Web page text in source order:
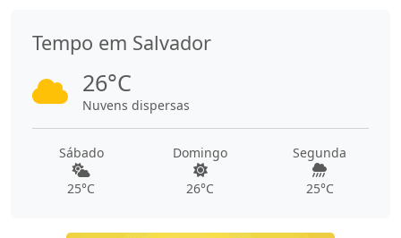
Tempo em Salvador
26°C
Nuvens dispersas
Sábado
25°C
Domingo
26°C
Segunda
25°C